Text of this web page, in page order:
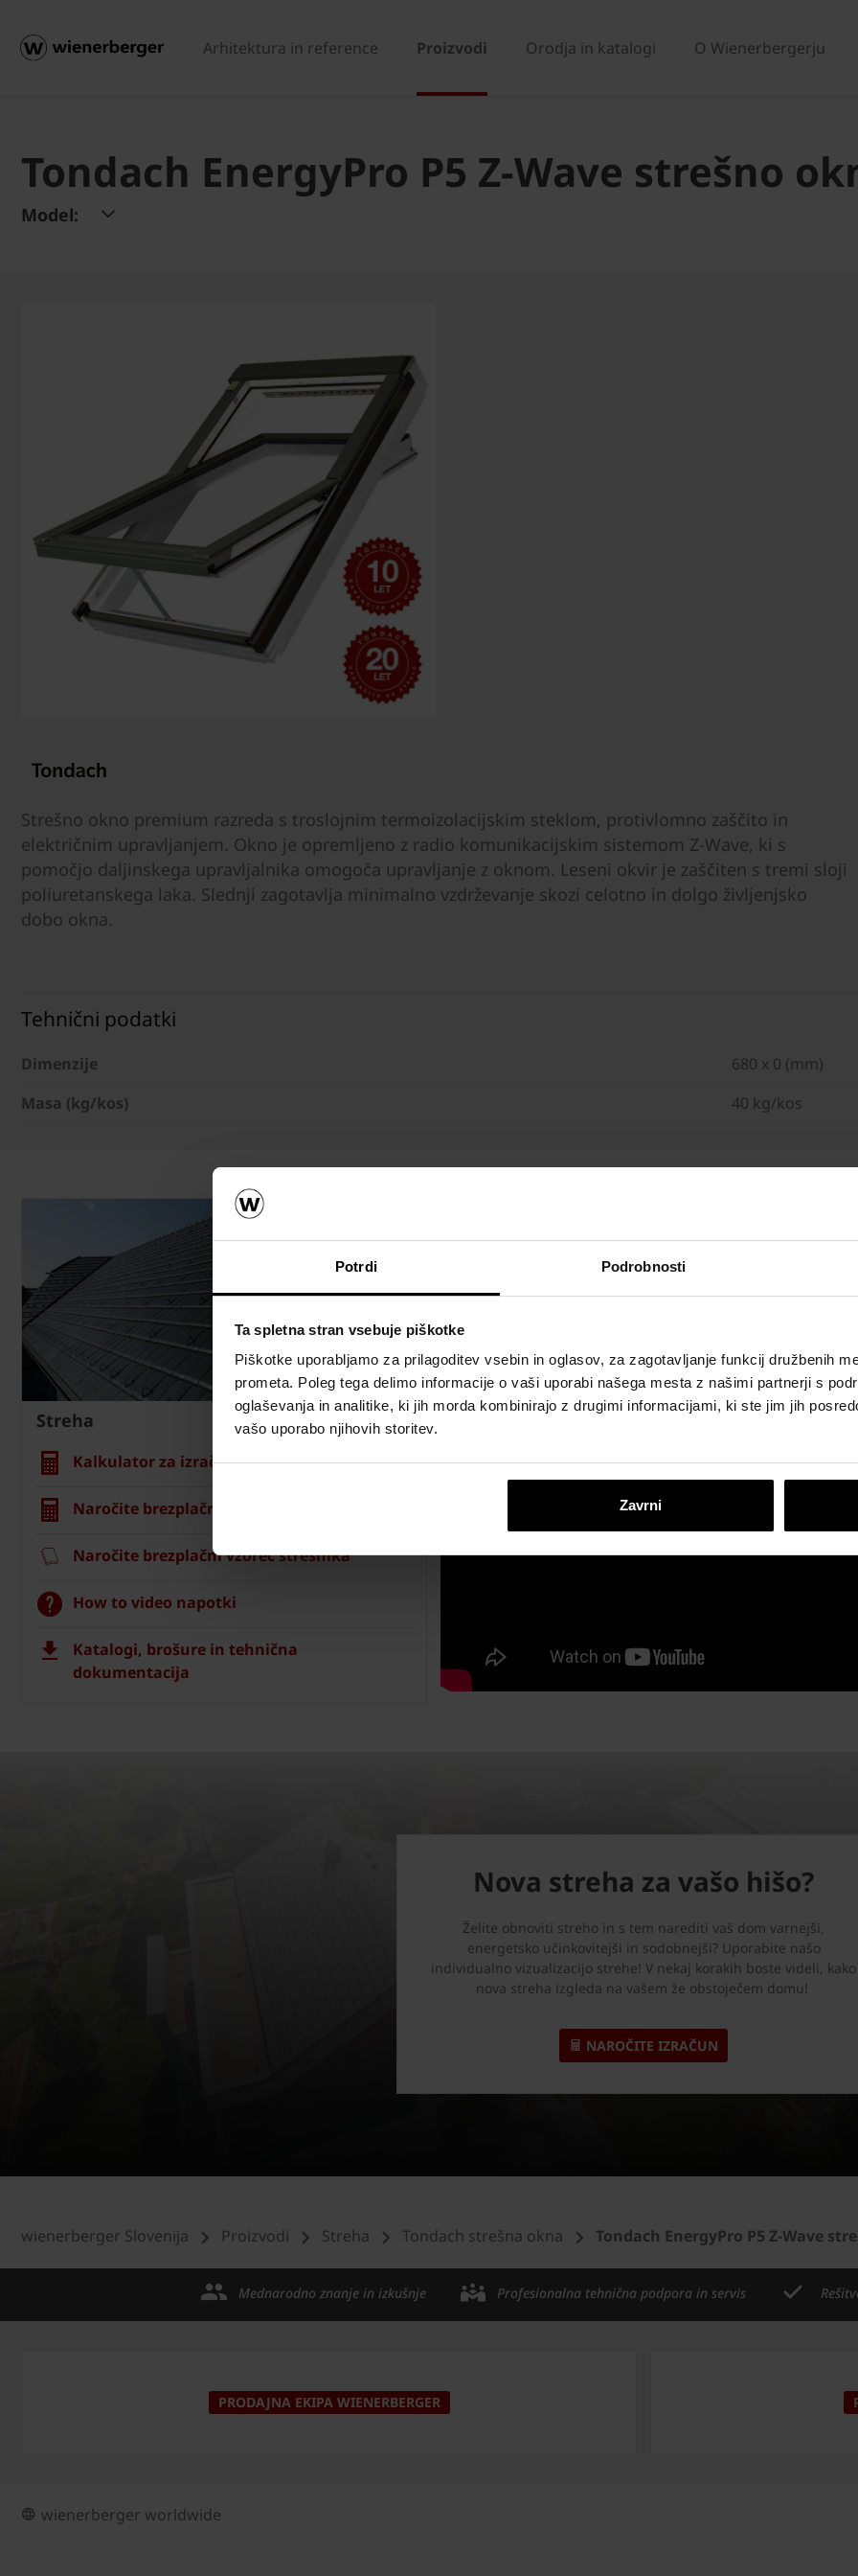
Potrdi Podrobnosti
Ta spletna stran vsebuje piškotke
Piškotke uporabljamo za prilagoditev vsebin in oglasov, za zagotavljanje funkcij družbenih
prometa. Poleg tega delimo informacije o vaši uporabi našega mesta z našimi partnerji s
oglaševanja in analitike, ki jih morda kombinirajo z drugimi informacijami, ki ste jim jih
vašo uporabo njihovih storitev.
Zavrni
Arhitektura in reference Proizvodi Orodja in katalogi O Wienerbergerju
Tondach EnergyPro P5 Z-Wave strešno
Model:
Strešno okno premium razreda s troslojnim termoizolacijskim steklom, protivlomno zaščito in
električnim upravljanjem. Okno je opremljeno z radio komunikacijskim sistemom Z-Wave, ki s
pomočjo daljinskega upravljalnika omogoča upravljanje z oknom. Leseni okvir je zaščiten s tremi sloji
poliuretanskega laka. Slednji zagotavlja minimalno vzdrževanje skozi celotno in dolgo življenjsko
dobo okna.
Tehnični podatki
Dimenzije
680 x 0 (mm)
Masa (kg/kos)
40 kg/kos
Streha
Kalkulator za izračun strehe
Naročite brezplačni izračun material
Naročite brezplačni vzorec strešnika
How to video napotki
Katalogi, brošure in tehnična
dokumentacija
Nova streha za vašo hišo?
Želite obnoviti streho in s tem narediti vaš dom varnejši,
energetsko učinkovitejši in sodobnejši? Uporabite našo
individualno vizualizacijo strehe! V nekaj korakih boste videli, kako
nova streha izgleda na vašem že obstoječem domu!
NAROČITE IZRAČUN
wienerberger Slovenija Proizvodi Streha Tondach strešna okna Tondach EnergyPro P5 Z-Wave
Mednarodno znanje in izkušnje Profesionalna tehnična podpora in servis
PRODAJNA EKIPA WIENERBERGER
wienerberger worldwide